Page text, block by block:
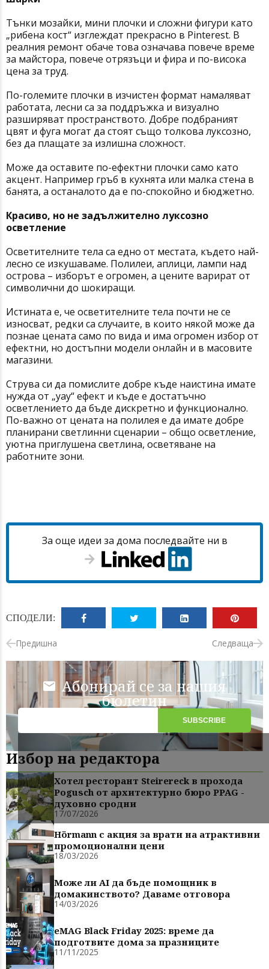
Тънки мозайки, мини плочки и сложни фигури като
„рибена кост“ изглеждат прекрасно в Pinterest. В
реалния ремонт обаче това означава повече време
за майстора, повече отрязъци и фира и по-висока
цена за труд.
По-големите плочки в изчистен формат намаляват
работата, лесни са за поддръжка и визуално
разширяват пространството. Добре подбраният
цвят и фуга могат да стоят също толкова луксозно,
без да плащате за излишна сложност.
Може да оставите по-ефектни плочки само като
акцент. Например гръб в кухнята или малка стена в
банята, а останалото да е по-спокойно и бюджетно.
Красиво, но не задължително луксозно
осветление
Осветителните тела са едно от местата, където най-
лесно се изкушаваме. Полилеи, аплици, лампи над
острова – изборът е огромен, а цените варират от
символични до шокиращи.
Истината е, че осветителните тела почти не се
износват, редки са случаите, в които някой може да
познае цената само по вида и има огромен избор от
ефектни, но достъпни модели онлайн и в масовите
магазини.
Струва си да помислите добре къде наистина имате
нужда от „уау“ ефект и къде е достатъчно
осветлението да бъде дискретно и функционално.
По-важно от цената на полилея е да имате добре
планирани светлинни сценарии – общо осветление,
уютна приглушена светлина, осветяване на
работните зони.
За още идеи за дома последвайте ни в
СПОДЕЛИ:
Предишна Следваща
Абонирай се за нашия
бюлетин
Избор на редактора
Хотел ресторант Steirereck в прохода
Pogusch от архитектурно бюро PPAG -
духовно сродни
17/07/2026
Hörmann с акция за врати на атрактивни
промоционални цени
18/03/2026
Може ли AI да бъде помощник в
домакинството? Даваме отговора
14/03/2026
eMAG Black Friday 2025: време да
подготвите дома за празниците
11/11/2025